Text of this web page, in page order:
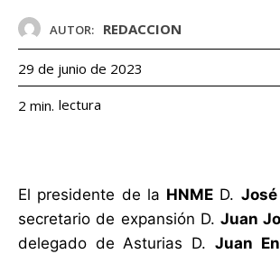
AUTOR: REDACCION
29 de junio de 2023
2 min. lectura
El presidente de la HNME D.
secretario de expansión D. Juan
delegado de Asturias D. Juan